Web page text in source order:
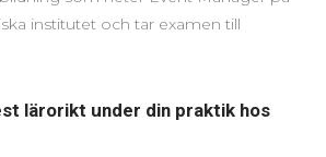
institutet och tar examen till
lärorikt under din praktik hos